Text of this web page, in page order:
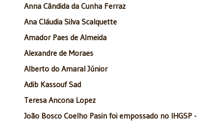
Anna Cândida da Cunha Ferraz
Ana Cláudia Silva Scalquette
Amador Paes de Almeida
Alexandre de Moraes
Alberto do Amaral Júnior
Adib Kassouf Sad
Teresa Ancona Lopez
João Bosco Coelho Pasin foi empossado no IHGSP -